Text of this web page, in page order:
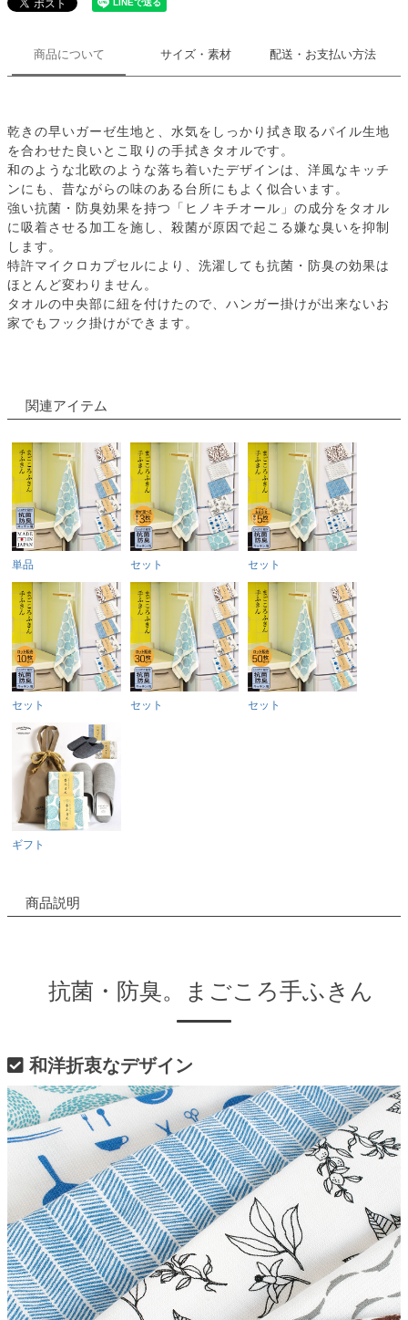
商品について サイズ・素材 配送・お支払い方法
乾きの早いガーゼ生地と、水気をしっかり拭き取るパイル生地
を合わせた良いとこ取りの手拭きタオルです。
和のような北欧のような落ち着いたデザインは、洋風なキッチ
ンにも、昔ながらの味のある台所にもよく似合います。
強い抗菌・防臭効果を持つ「ヒノキチオール」の成分をタオル
に吸着させる加工を施し、殺菌が原因で起こる嫌な臭いを抑制
します。
特許マイクロカプセルにより、洗濯しても抗菌・防臭の効果は
ほとんど変わりません。
タオルの中央部に紐を付けたので、ハンガー掛けが出来ないお
家でもフック掛けができます。
関連アイテム
単品 セット セット
セット セット セット
ギフト
商品説明
抗菌・防臭。まごころ手ふきん
和洋折衷なデザイン